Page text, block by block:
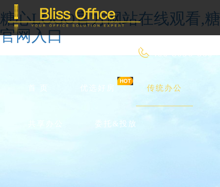
糖心LOGO官方网站在线观看,
官网入口
400-8090-660
首 页 优选好房 传统办公
委托&投放